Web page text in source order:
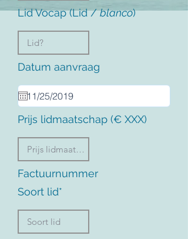
Lid Vocap (Lid /blanco)
Datum aanvraag
Prijs lidmaatschap (€ XXX)
Factuurnummer
Soort lid*